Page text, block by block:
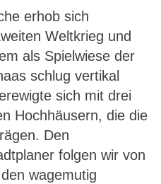
erhob sich
Weltkrieg und
als Spielwiese der
schlug vertikal
sich mit drei
Hochhäusern, die die
Den
folgen wir von
wagemutig